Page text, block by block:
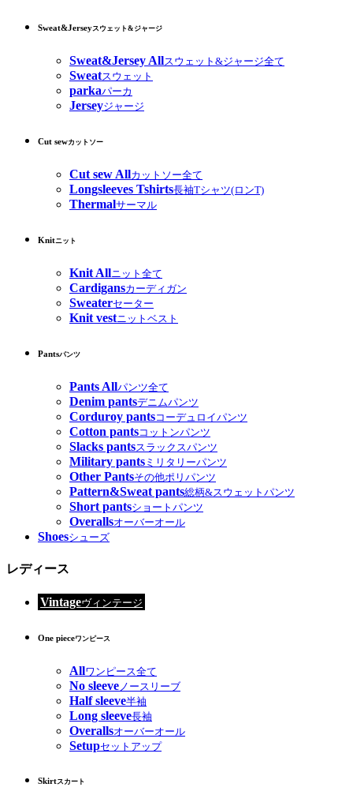
Sweat&Jerseyスウェット&ジャージ
Sweat&Jersey Allスウェット&ジャージ全て
Sweatスウェット
parkaパーカ
Jerseyジャージ
Cut sewカットソー
Cut sew Allカットソー全て
Longsleeves Tshirts長袖Tシャツ(ロンT)
Thermalサーマル
Knitニット
Knit Allニット全て
Cardigansカーディガン
Sweaterセーター
Knit vestニットベスト
Pantsパンツ
Pants Allパンツ全て
Denim pantsデニムパンツ
Corduroy pantsコーデュロイパンツ
Cotton pantsコットンパンツ
Slacks pantsスラックスパンツ
Military pants ミリタリーパンツ
Other Pantsその他ポリパンツ
Pattern&Sweat pants総柄&スウェットパンツ
Short pantsショートパンツ
Overallsオーバーオール
Shoesシューズ
レディース
Vintageヴィンテージ
One pieceワンピース
Allワンピース全て
No sleeve ノースリーブ
Half sleeve半袖
Long sleeve長袖
Overallsオーバーオール
Setupセットアップ
Skirtスカート